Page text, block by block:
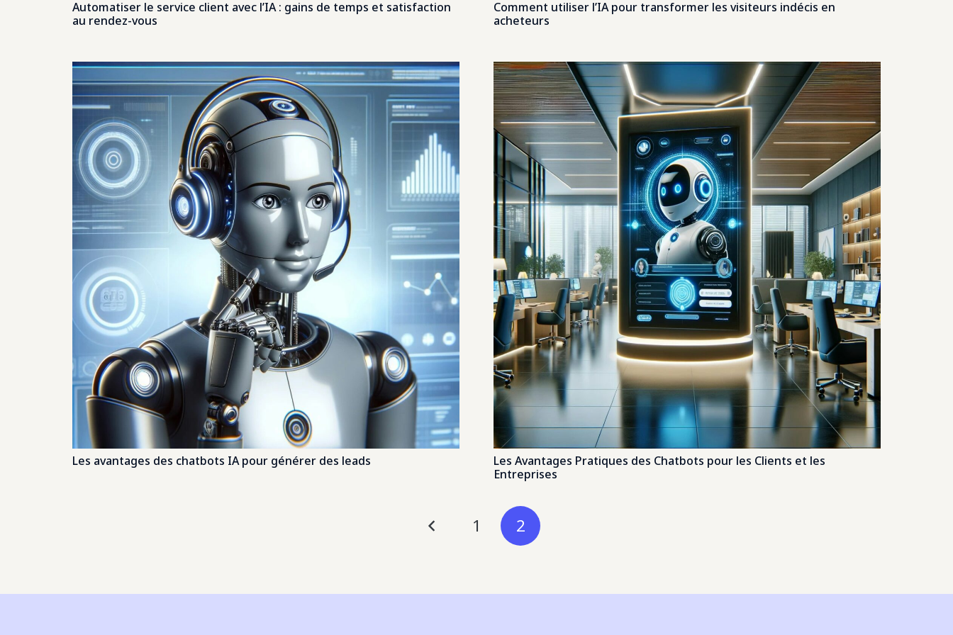
Automatiser le service client avec l’IA : gains de temps et satisfaction
au rendez-vous
Comment utiliser l’IA pour transformer les visiteurs indécis en
acheteurs
Les avantages des chatbots IA pour générer des leads
Les Avantages Pratiques des Chatbots pour les Clients et les
Entreprises
1 2